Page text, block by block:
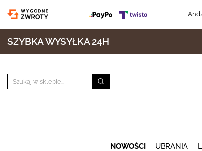
SZYBKA WYSYŁKA 24H
NOWOŚCI UBRANIA